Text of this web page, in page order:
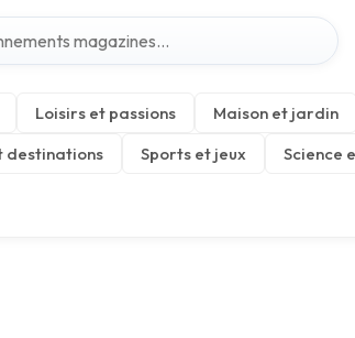
Loisirs et passions Maison et jardin
destinations Sports et jeux
Science